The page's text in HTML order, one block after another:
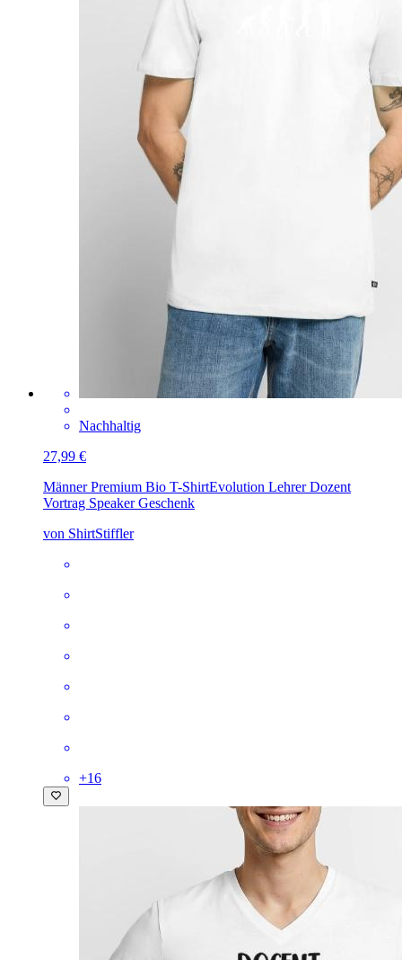
Nachhaltig
27,99 €
Männer Premium Bio T-ShirtEvolution Lehrer Dozent
Vortrag Speaker Geschenk
von ShirtStiffler
+16